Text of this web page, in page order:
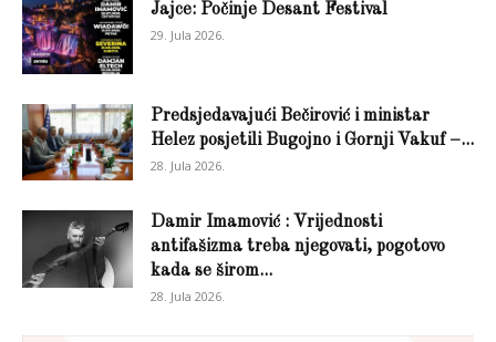
Jajce: Počinje Desant Festival
29. Jula 2026.
Predsjedavajući Bečirović i ministar
Helez posjetili Bugojno i Gornji Vakuf –...
28. Jula 2026.
Damir Imamović : Vrijednosti
antifašizma treba njegovati, pogotovo
kada se širom...
28. Jula 2026.